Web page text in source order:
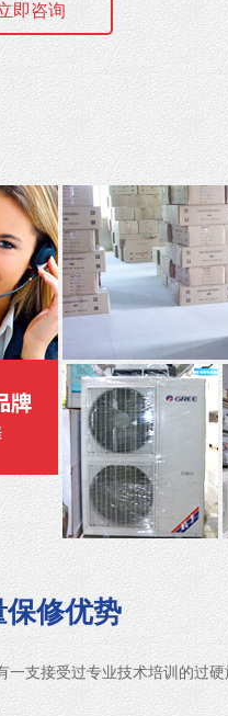
即咨询
修优势
一支接受过专业技术培训的过